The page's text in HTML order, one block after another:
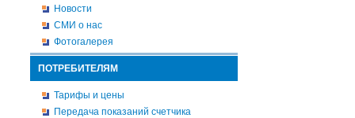
Новости
СМИ о нас
Фотогалерея
ПОТРЕБИТЕЛЯМ
Тарифы и цены
Передача показаний счетчика